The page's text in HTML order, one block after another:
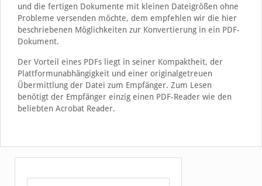
und die fertigen Dokumente mit kleinen Dateigrößen ohne
Probleme versenden möchte, dem empfehlen wir die hier
beschriebenen Möglichkeiten zur Konvertierung in ein PDF-
Dokument.
Der Vorteil eines PDFs liegt in seiner Kompaktheit, der
Plattformunabhängigkeit und einer originalgetreuen
Übermittlung der Datei zum Empfänger. Zum Lesen
benötigt der Empfänger einzig einen PDF-Reader wie den
beliebten Acrobat Reader.